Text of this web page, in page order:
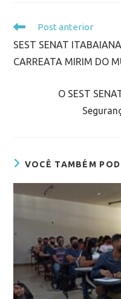
Post anterior
SEST SENAT
CARREATA MIRIM DO
O SEST
VOCÊ TAMBÉM